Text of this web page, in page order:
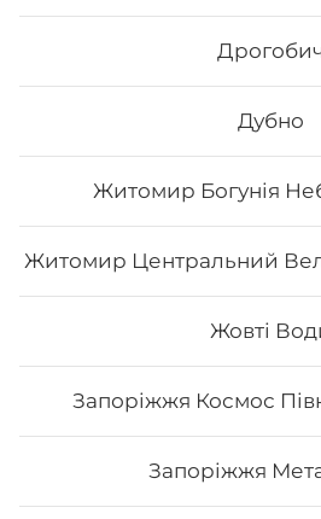
Дубно
Житомир Богунія
Житомир Центральний
Жовті
Запоріжжя Космос
Запоріжжя
Сет «Сезам»
Вага: 1040 г Склад: Хіко Мак, Чіз